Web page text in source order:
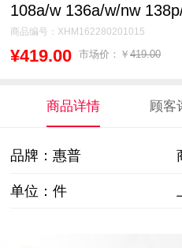
108a/w 136a/w/nw
商品编号： XHM162280201015
¥419.00 市场价：￥ 419.00
商品详情 顾客
品牌：惠普
单位：件